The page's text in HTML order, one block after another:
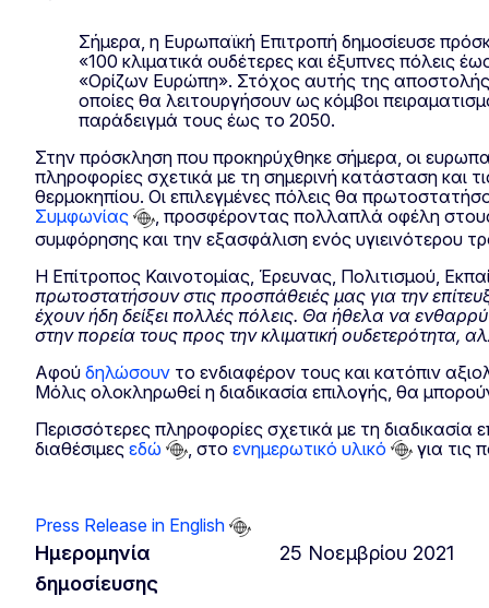
Σήμερα, η Ευρωπαϊκή Επιτροπή δημοσίευσε
«100 κλιματικά ουδέτερες και έξυπνες πόλεις
«Ορίζων Ευρώπη». Στόχος αυτής της αποστολής
οποίες θα λειτουργήσουν ως κόμβοι
παράδειγμά τους έως το 2050.
Στην πρόσκληση που προκηρύχθηκε σήμερα, οι
πληροφορίες σχετικά με τη σημερινή κατάσταση και
θερμοκηπίου. Οι επιλεγμένες πόλεις θα
Συμφωνίας
, προσφέροντας πολλαπλά οφέλη
συμφόρησης και την εξασφάλιση ενός υγιεινότερου
Η Επίτροπος Καινοτομίας, Έρευνας, Πολιτισμού,
πρωτοστατήσουν στις προσπάθειές μας για την
έχουν ήδη δείξει πολλές πόλεις. Θα ήθελα να
στην πορεία τους προς την κλιματική ουδετερότητα,
Αφού δηλώσουν το ενδιαφέρον τους και κατόπιν
Μόλις ολοκληρωθεί η διαδικασία επιλογής, θα
Περισσότερες πληροφορίες σχετικά με τη
διαθέσιμες εδώ , στο ενημερωτικό υλικό για τις
Press Release in English
Ημερομηνία
δημοσίευσης
25 Νοεμβρίου 2021